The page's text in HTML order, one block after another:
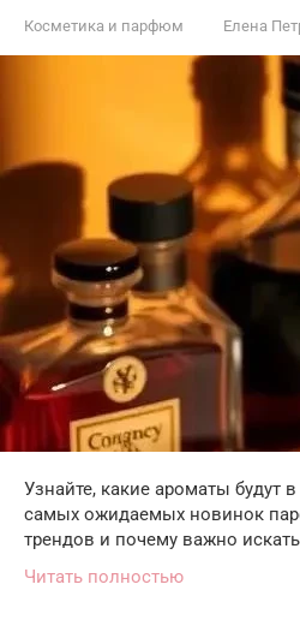
Косметика и парфюм Елена
Узнайте, какие ароматы будут
самых ожидаемых новинок
трендов и почему важно
Читать полностью